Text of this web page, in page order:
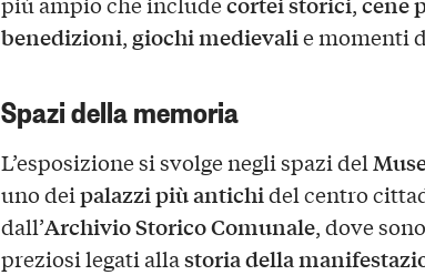
benedizioni, giochi medievalie momenti
Spazi della memoria
L’esposizione si svolge negli spazi del
uno deipalazzi più antichidel centro
dall’Archivio Storico Comunale, dove
preziosi legati allastoria della